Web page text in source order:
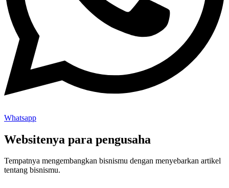
Whatsapp
Websitenya para pengusaha
Tempatnya mengembangkan bisnismu dengan menyebarkan artikel
tentang bisnismu.